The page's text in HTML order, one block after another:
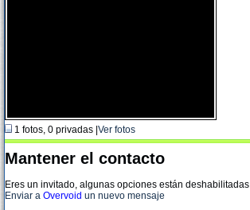
1 fotos, 0 privadas | Ver fotos
Mantener el contacto
Eres un invitado, algunas opciones están deshabilitadas
Enviar a Overvoid un nuevo mensaje